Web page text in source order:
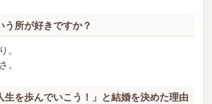
う所が好きですか？
。
。
生を歩んでいこう！」と結婚を決めた理由